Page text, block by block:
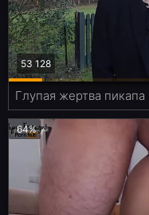
53 128
64%